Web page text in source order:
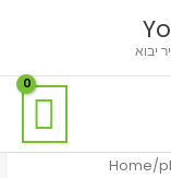
יבוא
Home/